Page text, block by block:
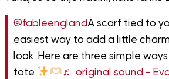
@fableenglandA scarf tied to
easiest way to add a little
look. Here are three simple
tote
♬ original sound –